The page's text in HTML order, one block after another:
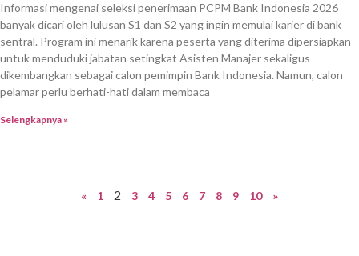
Informasi mengenai seleksi penerimaan PCPM Bank Indonesia 2026
banyak dicari oleh lulusan S1 dan S2 yang ingin memulai karier di bank
sentral. Program ini menarik karena peserta yang diterima dipersiapkan
untuk menduduki jabatan setingkat Asisten Manajer sekaligus
dikembangkan sebagai calon pemimpin Bank Indonesia. Namun, calon
pelamar perlu berhati-hati dalam membaca
Selengkapnya »
« 1 2 3 4 5 6 7 8 9 10 »